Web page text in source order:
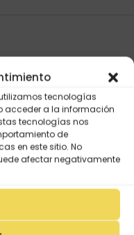
tecnologías
acceder a la información
tecnologías nos
de
en este sitio. No
afectar negativamente